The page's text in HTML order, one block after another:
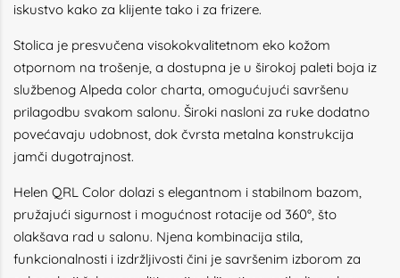
iskustvo kako za klijente tako i za frizere.
Stolica je presvučena visokokvalitetnom eko kožom
otpornom na trošenje, a dostupna je u širokoj paleti boja iz
službenog Alpeda color charta, omogućujući savršenu
prilagodbu svakom salonu. Široki nasloni za ruke dodatno
povećavaju udobnost, dok čvrsta metalna konstrukcija
jamči dugotrajnost.
Helen QRL Color dolazi s elegantnom i stabilnom bazom,
pružajući sigurnost i mogućnost rotacije od 360°, što
olakšava rad u salonu. Njena kombinacija stila,
funkcionalnosti i izdržljivosti čini je savršenim izborom za